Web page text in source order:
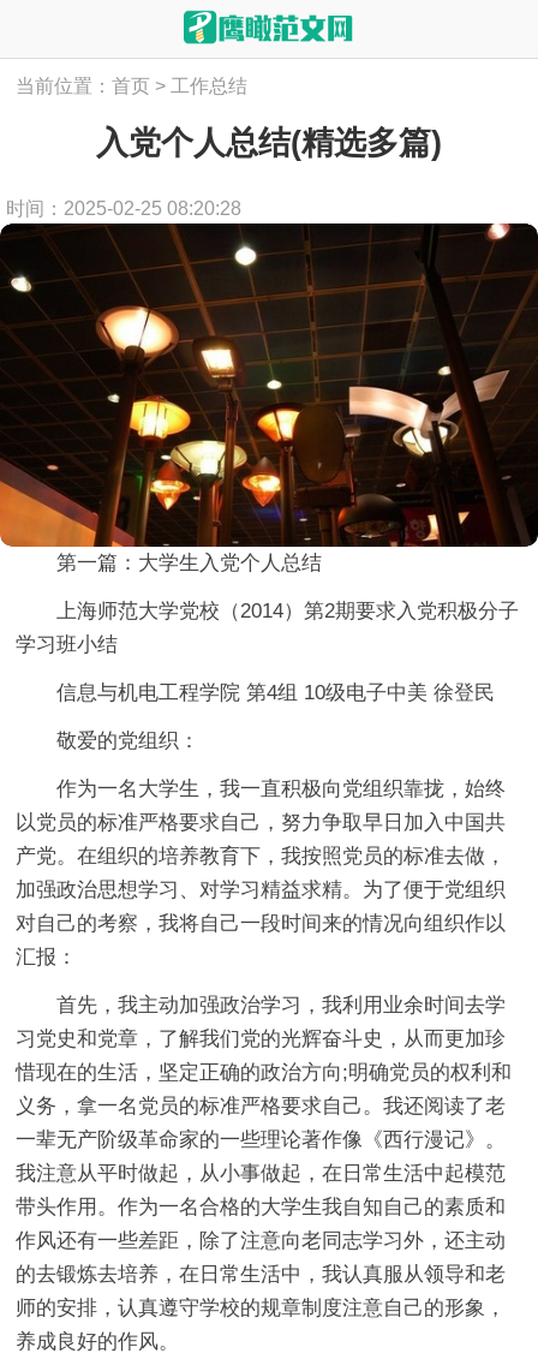
当前位置：首页 > 工作总结
入党个人总结(精选多篇)
时间：2025-02-25 08:20:28
第一篇：大学生入党个人总结
上海师范大学党校（2014）第2期要求入党积极分子
学习班小结
信息与机电工程学院 第4组 10级电子中美 徐登民
敬爱的党组织：
作为一名大学生，我一直积极向党组织靠拢，始终
以党员的标准严格要求自己，努力争取早日加入中国共
产党。在组织的培养教育下，我按照党员的标准去做，
加强政治思想学习、对学习精益求精。为了便于党组织
对自己的考察，我将自己一段时间来的情况向组织作以
汇报：
首先，我主动加强政治学习，我利用业余时间去学
习党史和党章，了解我们党的光辉奋斗史，从而更加珍
惜现在的生活，坚定正确的政治方向;明确党员的权利和
义务，拿一名党员的标准严格要求自己。我还阅读了老
一辈无产阶级革命家的一些理论著作像《西行漫记》。
我注意从平时做起，从小事做起，在日常生活中起模范
带头作用。作为一名合格的大学生我自知自己的素质和
作风还有一些差距，除了注意向老同志学习外，还主动
的去锻炼去培养，在日常生活中，我认真服从领导和老
师的安排，认真遵守学校的规章制度注意自己的形象，
养成良好的作风。